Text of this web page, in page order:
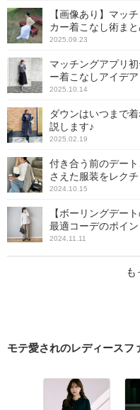
【画像あり】マッ
カー着こなし術まと
2025.09.23
マッチングアプリ
ー着こなしアイデア
2025.10.14
ダウンはいつまで
説します♪
2025.02.19
付き合う前のデー
さえた服装をレク
2024.10.15
【ボーリングデー
最適コーデのポイン
2024.11.11
も
モテ愛されのレディースフ